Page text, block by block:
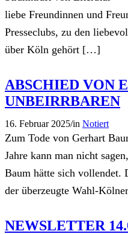
liebe Freundinnen und
Presseclubs, zu den
über Köln gehört […]
ABSCHIED VON
UNBEIRRBAREN
16. Februar 2025/in Notiert
Zum Tode von Gerhart
Jahre kann man nicht
Baum hätte sich vollendet.
der überzeugte Wahl-
NEWSLETTER